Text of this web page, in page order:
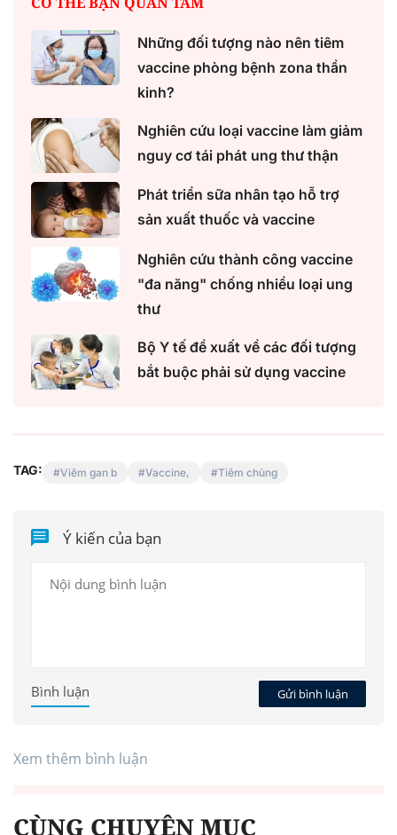
Những đối tượng nào nên tiêm
vaccine phòng bệnh zona thần
kinh?
Nghiên cứu loại vaccine làm giảm
nguy cơ tái phát ung thư thận
Phát triển sữa nhân tạo hỗ trợ
sản xuất thuốc và vaccine
Nghiên cứu thành công vaccine
"đa năng" chống nhiều loại ung
thư
Bộ Y tế đề xuất về các đối tượng
bắt buộc phải sử dụng vaccine
TAG: Viêm gan b Vaccine, Tiêm chủng
Ý kiến của bạn
Gửi bình luận
Bình luận
Xem thêm bình luận
CÙNG CHUYÊN MỤC